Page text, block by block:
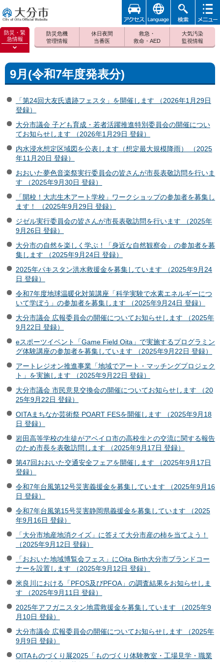
大分市
防災・緊
急情報
防災緊
を開く
防災危機
管理情報
休日夜間
当番医
救急・
救命・AED
大気汚染
監視情報
アクセ
ス
foreign 検索
メニュ
9月(令和7年度発表分)
「第24回大友氏遺跡フェスタ」を開催します （2026年1月29日
登録）
大分市議会 子ども育成・若者活躍推進特別委員会の開催につい
てお知らせします （2026年1月29日 登録）
内水浸水想定区域図を公表します（想定最大規模降雨） （2025
年11月20日 登録）
おおいた夢色音楽祭実行委員会の皆さんが市長表敬訪問を行いま
す （2025年9月30日 登録）
「開校！大志生木アート学校」ワークショップの参加者を募集し
ます！ （2025年9月29日 登録）
ジゼル実行委員会の皆さんが市長表敬訪問を行います （2025年
9月26日 登録）
大分市の自然を楽しく学ぶ！「身近な自然観察会」の参加者を募
集します （2025年9月24日 登録）
2025年パキスタン洪水救援金を募集しています （2025年9月24
日 登録）
令和7年度地球温暖化対策講座「科学実験で水素エネルギーにつ
いて学ぼう」の参加者を募集します （2025年9月24日 登録）
大分市議会 広報委員会の開催についてお知らせします （2025年
9月22日 登録）
eスポーツイベント「Game Field Oita」で実施するプログラミン
グ体験講座の参加者を募集しています （2025年9月22日 登録）
アートレジオン推進事業「地域でアート・マッチングプロジェク
ト」を実施します （2025年9月22日 登録）
大分市議会 市民意見交換会の開催についてお知らせします （20
25年9月22日 登録）
OITAまちなか芸術祭 POART FESを開催します （2025年9月18
日 登録）
岩田高等学校の生徒がアベイロ市の高校生との交流に関する報告
のため市長を表敬訪問します （2025年9月17日 登録）
第47回おおいた交通安全フェアを開催します （2025年9月17日
登録）
令和7年台風第12号災害義援金を募集しています （2025年9月16
日 登録）
令和7年台風第15号災害静岡県義援金を募集しています （2025
年9月16日 登録）
「大分市地産地消クイズ」に答えて大分市産の柿を当てよう！
（2025年9月12日 登録）
「おおいた地域博覧会フェス」にOita Birth大分市ブランドコー
ナーを設置します （2025年9月12日 登録）
米良川における「PFOS及びPFOA」の調査結果をお知らせしま
す （2025年9月11日 登録）
2025年アフガニスタン地震救援金を募集しています （2025年9
月10日 登録）
大分市議会 広報委員会の開催についてお知らせします （2025年
9月9日 登録）
OITAものづくり展2025「ものづくり体験教室・工場見学・職業